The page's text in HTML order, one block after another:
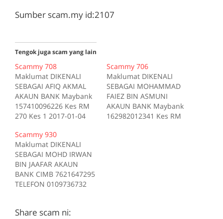
Sumber scam.my id:2107
Tengok juga scam yang lain
Scammy 708
Maklumat DIKENALI
SEBAGAI AFIQ AKMAL
AKAUN BANK Maybank
157410096226 Kes RM
270 Kes 1 2017-01-04
Sumber scam.my id:708
Scammy 706
Maklumat DIKENALI
SEBAGAI MOHAMMAD
FAIEZ BIN ASMUNI
AKAUN BANK Maybank
162982012341 Kes RM
Scammy 930
Maklumat DIKENALI
SEBAGAI MOHD IRWAN
BIN JAAFAR AKAUN
BANK CIMB 7621647295
TELEFON 0109736732
deskripsi Sumber
Share scam ni: